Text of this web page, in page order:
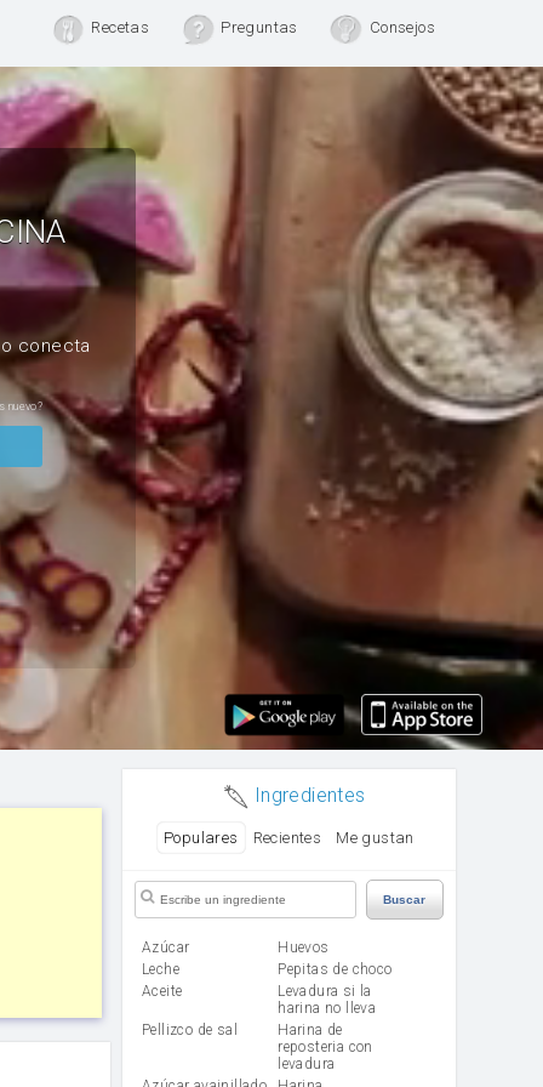
Recetas Preguntas Consejos
conecta
nuevo?
Ingredientes
Populares Recientes Me gustan
Buscar
Azúcar
huevos
leche
Pepitas de choco
aceite
Levadura si la
harina no lleva
Pellizco de sal
Harina de
reposteria con
levadura